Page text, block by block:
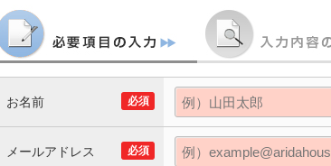
必須
お名前
必須
メールアドレス